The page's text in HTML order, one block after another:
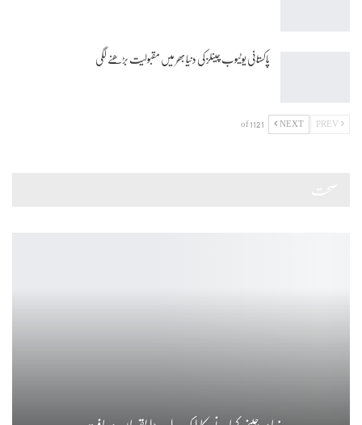
پاکستانی یوٹیوب چینلز کی دنیا بھر میں مقبولیت بڑھنے لگی
NEXT
1 of 112